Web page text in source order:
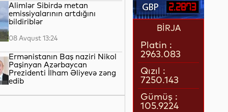
Alimlər Sibirdə metan
emissiyalarının artdığını
bildiriblər
08 Avqust 13:24
Ermənistanın Baş naziri Nikol
Paşinyan Azərbaycan
Prezidenti İlham Əliyevə zəng
edib
2.2873
BİRJA
Platin :
2963.083
Qızıl :
7250.143
Gümüş :
105.9224